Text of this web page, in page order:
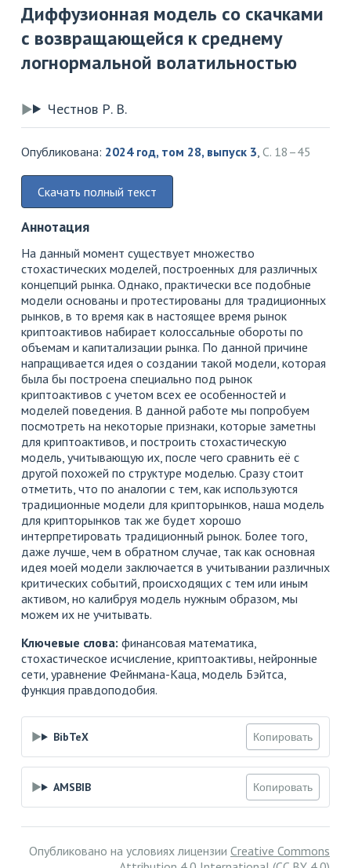
Диффузионная модель со скачками
с возвращающейся к среднему
логнормальной волатильностью
Честнов Р. В.
Опубликована: 2024 год, том 28, выпуск 3, С. 18–45
Скачать полный текст
Аннотация
На данный момент существует множество
стохастических моделей, построенных для различных
концепций рынка. Однако, практически все подобные
модели основаны и протестированы для традиционных
рынков, в то время как в настоящее время рынок
криптоактивов набирает колоссальные обороты по
объемам и капитализации рынка. По данной причине
напращивается идея о создании такой модели, которая
была бы построена специально под рынок
криптоактивов с учетом всех ее особенностей и
моделей поведения. В данной работе мы попробуем
посмотреть на некоторые признаки, которые заметны
для криптоактивов, и построить стохастическую
модель, учитывающую их, после чего сравнить её с
другой похожей по структуре моделью. Сразу стоит
отметить, что по аналогии с тем, как используются
традиционные модели для крипторынков, наша модель
для крипторынков так же будет хорошо
интерпретировать традиционный рынок. Более того,
даже лучше, чем в обратном случае, так как основная
идея моей модели заключается в учитывании различных
критических событий, происходящих с тем или иным
активом, но калибруя модель нужным образом, мы
можем их не учитывать.
Ключевые слова: финансовая математика,
стохастическое исчисление, криптоактивы, нейронные
сети, уравнение Фейнмана-Каца, модель Бэйтса,
функция правдоподобия.
BibTeX Копировать
AMSBIB Копировать
Опубликовано на условиях лицензии Creative Commons